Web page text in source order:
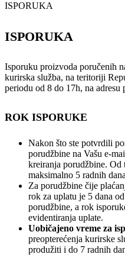
ISPORUKA
ISPORUKA
Isporuku proizvoda poručenih
kurirska služba, na teritoriji
periodu od 8 do 17h, na adresu
ROK ISPORUKE
Nakon što ste potvrdili
porudžbine na Vašu e-
kreiranja porudžbine. Od
maksimalno 5 radnih
Za porudžbine čije
rok za uplatu je 5 dana
porudžbine, a rok
evidentiranja uplate.
Uobičajeno vreme za
preopterećenja kurirske
produžiti i do 7 radnih